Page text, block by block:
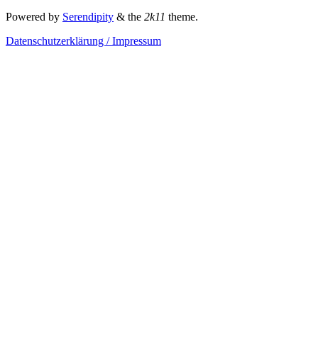
Powered by Serendipity & the 2k11 theme.
Datenschutzerklärung / Impressum